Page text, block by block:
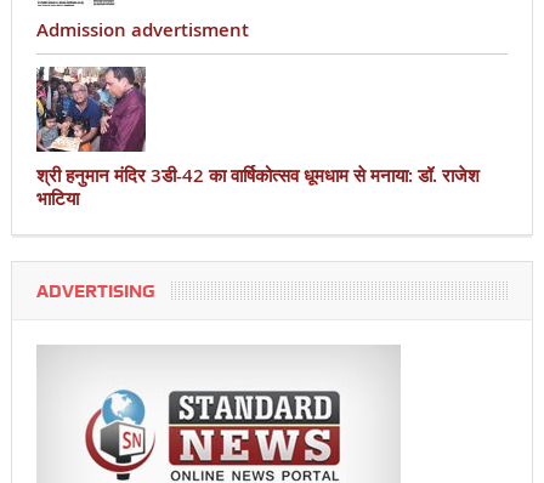
Admission advertisment
श्री हनुमान मंदिर 3डी-42 का वार्षिकोत्सव धूमधाम से मनाया: डॉ. राजेश
भाटिया
ADVERTISING